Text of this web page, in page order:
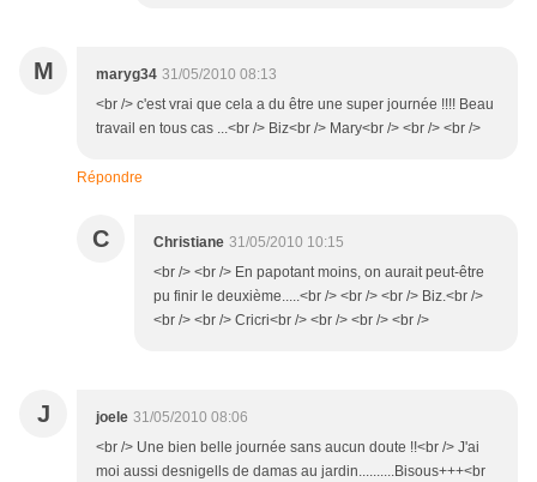
M maryg34 31/05/2010 08:13
<br /> c'est vrai que cela a du être une super journée !!!! Beau
travail en tous cas ...<br /> Biz<br /> Mary<br /> <br /> <br />
Répondre
C Christiane 31/05/2010 10:15
<br /> <br /> En papotant moins, on aurait peut-être
pu finir le deuxième.....<br /> <br /> <br /> Biz.<br />
<br /> <br /> Cricri<br /> <br /> <br /> <br />
J joele 31/05/2010 08:06
<br /> Une bien belle journée sans aucun doute !!<br /> J'ai
moi aussi desnigells de damas au jardin..........Bisous+++<br